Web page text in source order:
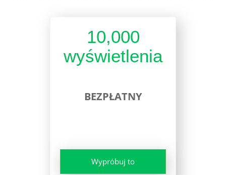
10,000
wyświetlenia
BEZPŁATNY
Wypróbuj to